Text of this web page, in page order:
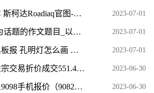
可变身迷你房车 斯柯达Roadiaq官图-当前热讯 2023-07-01
今日热门!以孝为话题的作文题目_以孝为话题的作文 2023-07-01
孔明灯怎么画黑板报 孔明灯怎么画 今日快讯 2023-07-01
中金公司今日大宗交易折价成交551.4万股，成交额1.84亿元 2023-06-30
环球视讯！三星9098手机报价（9082三星手机报价） 2023-06-30